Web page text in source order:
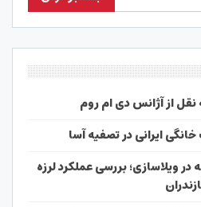
از آژانس دی ام روم
ایرانی در تصفیه آسا
در ویلاسازی؛ بررسی عملکرد لرزه